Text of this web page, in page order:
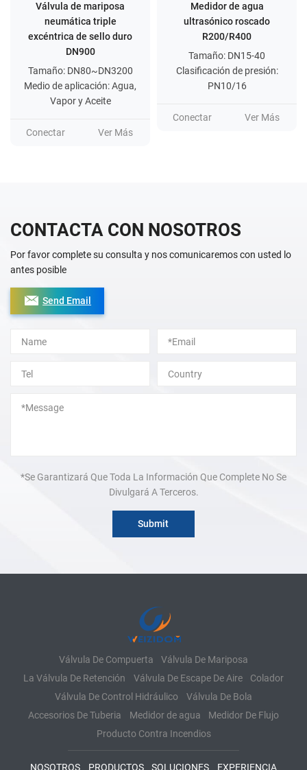
mariposa
sello duro
Agua,
Ver Más
Medidor de agua
ultrasónico roscado
R200/R400
Clasificación de presión:
PN10/16
Ver Más
Válvula de
de acero
Clasificación
PN10-
CONTACTA CON NOSOTROS
Por favor complete su consulta y nos comunicaremos con usted lo
antes posible
Send Email
*Se Garantizará Que Toda La Información Que Complete No Se
Divulgará A Terceros.
Alternative:
Válvula De Compuerta
Válvula De Mariposa
La Válvula De Retención
Válvula De Escape De Aire
Colador
Válvula De Control Hidráulico
Válvula De Bola
Accesorios De Tuberia
Medidor de agua
Medidor De Flujo
Producto Contra Incendios
NOSOTROS PRODUCTOS SOLUCIONES EXPERIENCIA